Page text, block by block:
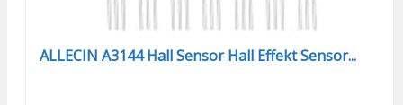
ALLECIN A3144 Hall Sensor Hall Effekt Sensor...